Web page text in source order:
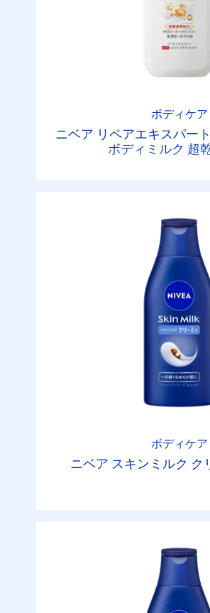
ボディケア
ニベア リペアエキスパー
ボディミルク 超
ボディケア
ニベア スキンミルク ク